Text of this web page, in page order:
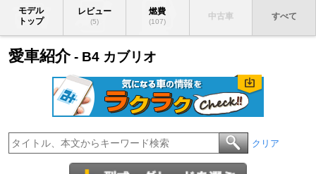
モデル
トップ
レビュー
(5)
燃費
(107)
中古車 すべて
愛車紹介- B4 カブリオ
クリア